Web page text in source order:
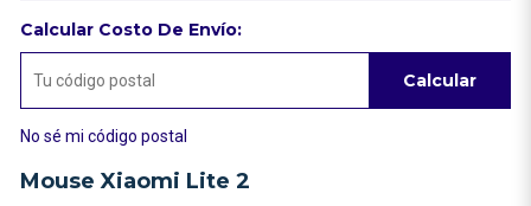
Calcular Costo De Envío:
Calcular
No sé mi código postal
Mouse Xiaomi Lite 2